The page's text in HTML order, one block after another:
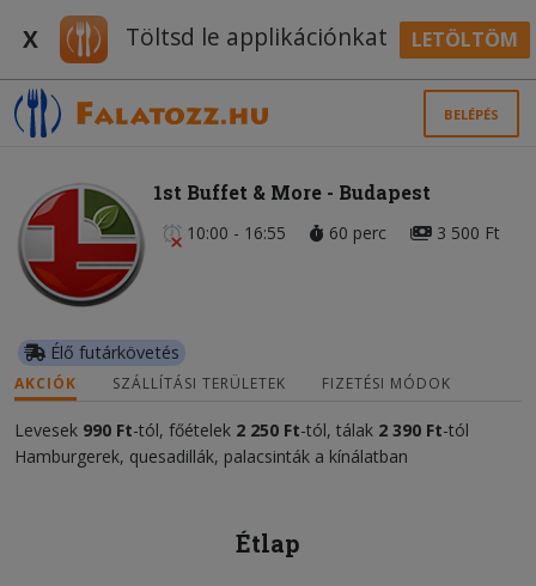
X Töltsd le applikációnkat LETÖLTÖM
BELÉPÉS
1st Buffet & More - Budapest
10:00 - 16:55 60 perc 3 500 Ft
Élő futárkövetés
AKCIÓK SZÁLLÍTÁSI TERÜLETEK FIZETÉSI MÓDOK
Levesek 990 Ft-tól, főételek 2 250 Ft-tól, tálak 2 390 Ft-tól
Hamburgerek, quesadillák, palacsinták a kínálatban
Étlap